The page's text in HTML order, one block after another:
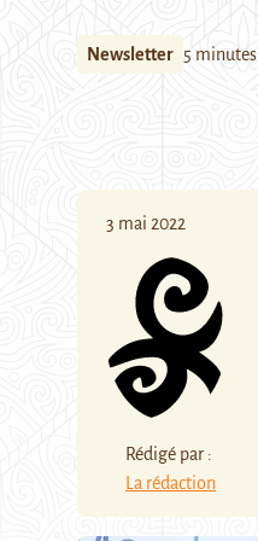
Newsletter 5 minutes
3 mai 2022
Rédigé par :
La rédaction